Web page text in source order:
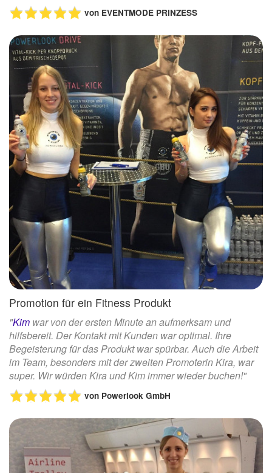
von EVENTMODE PRINZESS
Promotion für ein Fitness Produkt
"Kim war von der ersten Minute an aufmerksam und
hilfsbereit. Der Kontakt mit Kunden war optimal. Ihre
Begeisterung für das Produkt war spürbar. Auch die Arbeit
im Team, besonders mit der zweiten Promoterin Kira, war
super. Wir würden Kira und Kim immer wieder buchen!"
von Powerlook GmbH